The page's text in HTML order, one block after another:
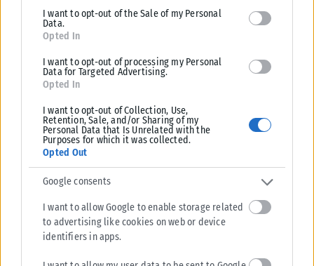
I want to opt-out of the Sale of my Personal
Data.
Opted In
I want to opt-out of processing my Personal
Data for Targeted Advertising.
Opted In
I want to opt-out of Collection, Use,
Retention, Sale, and/or Sharing of my
Personal Data that Is Unrelated with the
Purposes for which it was collected.
Opted Out
Google consents
I want to allow Google to enable storage related
to advertising like cookies on web or device
identifiers in apps.
Γερεμέγεφ και τον Καλάμπρια, ωστόσο ο διαιτητής έδειξε
συνέχεια στο παιχνίδι.
Το τελικό 2-2 άφησε διαφορετικά συναισθήματα στις δύο
πλευρές: ο Παναθηναϊκός κράτησε την αντίδραση και το
χειροκρότημα του κόσμου του στην ιστορική βραδιά της
Λεωφόρου, ενώ ο ΠΑΟΚ είδε τις ελπίδες για τη δεύτερη θέση
να σβήνουν μέσα από τα χέρια του.
Super League